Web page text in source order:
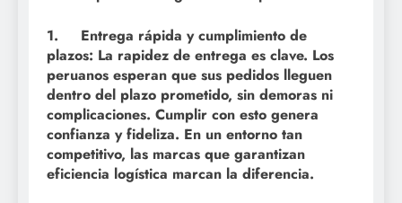
1. Entrega rápida y cumplimiento de
plazos: La rapidez de entrega es clave. Los
peruanos esperan que sus pedidos lleguen
dentro del plazo prometido, sin demoras ni
complicaciones. Cumplir con esto genera
confianza y fideliza. En un entorno tan
competitivo, las marcas que garantizan
eficiencia logística marcan la diferencia.